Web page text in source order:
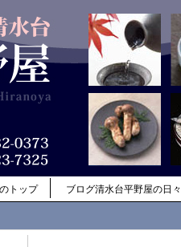
トップ ブログ清水台平野屋の日々